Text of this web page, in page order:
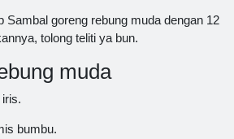
goreng rebung muda dengan 12
tolong teliti ya bun.
muda
bumbu.